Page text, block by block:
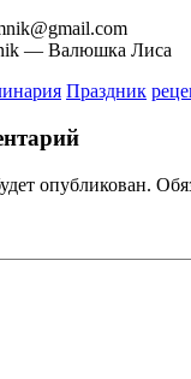
— Валюшка Лиса
Праздник
опубликован.